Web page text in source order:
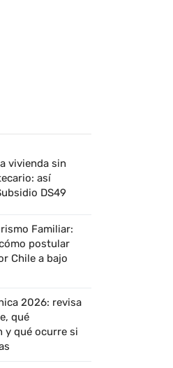
vivienda sin
así
DS49
Familiar:
postular
Chile a bajo
2026: revisa
qué
y qué ocurre si